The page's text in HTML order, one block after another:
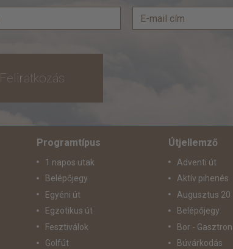
Feliratkozás
Programtípus
1 napos utak
Belépőjegy
Egyéni út
Egzotikus út
Fesztiválok
Golfút
Útjellemző
Adventi út
Aktív pihenés
Augusztus 20
Belépőjegy
Bor -
Búvárkodás